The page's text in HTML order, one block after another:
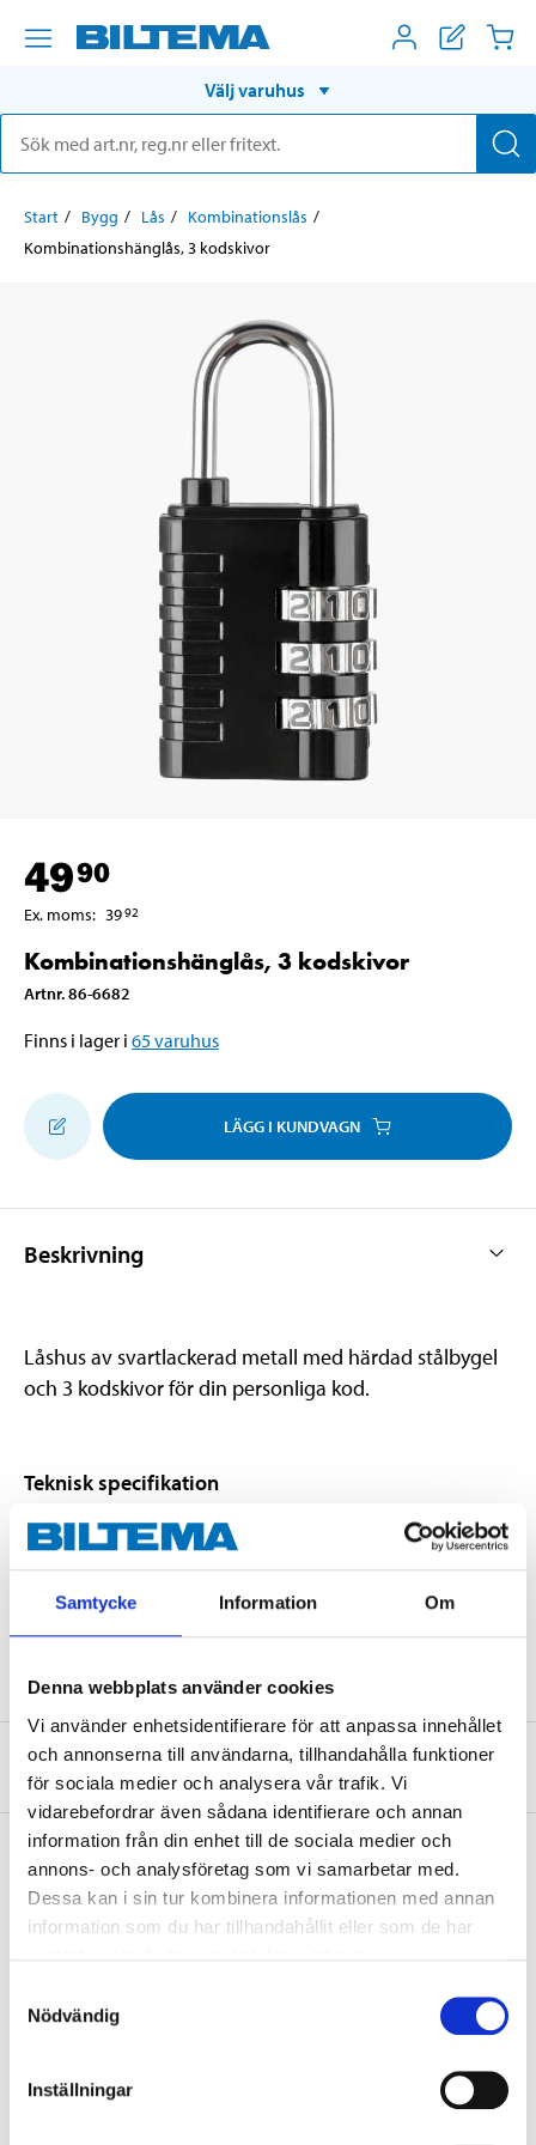
Samtycke Information Om
Denna webbplats använder cookies
Vi använder enhetsidentifierare för att anpassa innehållet
och annonserna till användarna, tillhandahålla funktioner
för sociala medier och analysera vår trafik. Vi
vidarebefordrar även sådana identifierare och annan
information från din enhet till de sociala medier och
annons- och analysföretag som vi samarbetar med.
Dessa kan i sin tur kombinera informationen med annan
information som du har tillhandahållit eller som de har
Nödvändig
Inställningar
Välj varuhus
Start Bygg Lås
Kombinationslås
Kombinationshänglås, 3 kodskivor
4990
Ex. moms: 3992
Kombinationshänglås, 3 kodskivor
Artnr.86-6682
Finns i lager i 65varuhus
LÄGG I KUNDVAGN
Beskrivning
Låshus av svartlackerad metall med härdad stålbygel
och 3 kodskivor för din personliga kod.
Teknisk specifikation
Diameter
Invändigt mått
13 x 23 mm (bygel)
Bredd
30 mm (låshus)
Om tillverkaren
Köp & Hämta
Andra kunder köpte också